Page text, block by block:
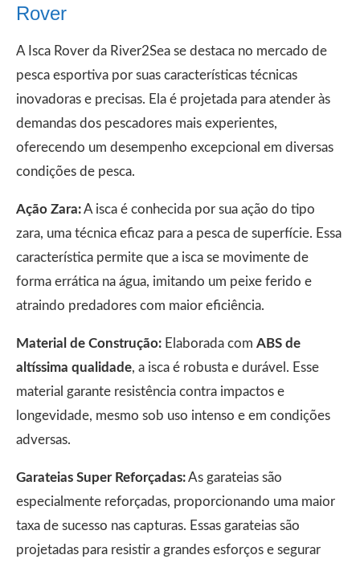
Rover
A Isca Rover da River2Sea se destaca no mercado de
pesca esportiva por suas características técnicas
inovadoras e precisas. Ela é projetada para atender às
demandas dos pescadores mais experientes,
oferecendo um desempenho excepcional em diversas
condições de pesca.
Ação Zara:A isca é conhecida por sua ação do tipo
zara, uma técnica eficaz para a pesca de superfície. Essa
característica permite que a isca se movimente de
forma errática na água, imitando um peixe ferido e
atraindo predadores com maior eficiência.
Material de Construção: Elaborada com ABS de
altíssima qualidade, a isca é robusta e durável. Esse
material garante resistência contra impactos e
longevidade, mesmo sob uso intenso e em condições
adversas.
Garateias Super Reforçadas:As garateias são
especialmente reforçadas, proporcionando uma maior
taxa de sucesso nas capturas. Essas garateias são
projetadas para resistir a grandes esforços e segurar